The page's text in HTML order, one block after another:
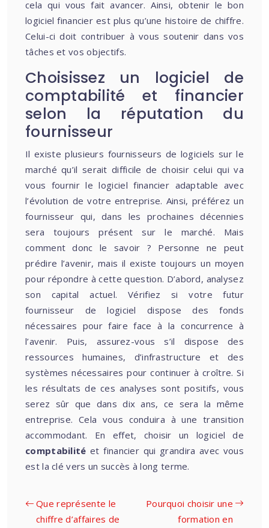
cela qui vous fait avancer. Ainsi, obtenir le bon
logiciel financier est plus qu’une histoire de chiffre.
Celui-ci doit contribuer à vous soutenir dans vos
tâches et vos objectifs.
Choisissez un logiciel de
comptabilité et financier
selon la réputation du
fournisseur
Il existe plusieurs fournisseurs de logiciels sur le
marché qu’il serait difficile de choisir celui qui va
vous fournir le logiciel financier adaptable avec
l’évolution de votre entreprise. Ainsi, préférez un
fournisseur qui, dans les prochaines décennies
sera toujours présent sur le marché. Mais
comment donc le savoir ? Personne ne peut
prédire l’avenir, mais il existe toujours un moyen
pour répondre à cette question. D’abord, analysez
son capital actuel. Vérifiez si votre futur
fournisseur de logiciel dispose des fonds
nécessaires pour faire face à la concurrence à
l’avenir. Puis, assurez-vous s’il dispose des
ressources humaines, d’infrastructure et des
systèmes nécessaires pour continuer à croître. Si
les résultats de ces analyses sont positifs, vous
serez sûr que dans dix ans, ce sera la même
entreprise. Cela vous conduira à une transition
accommodant. En effet, choisir un logiciel de
comptabilité et financier qui grandira avec vous
est la clé vers un succès à long terme.
Que représente le
chiffre d’affaires de
Pourquoi choisir une
formation en